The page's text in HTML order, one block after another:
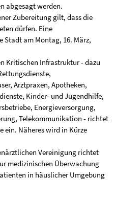
abgesagt werden.
Zubereitung gilt, dass die
dürfen. Eine
am Montag, 16. März,
Kritischen Infrastruktur - dazu
Arztpraxen, Apotheken,
Kinder- und Jugendhilfe,
Energieversorgung,
Telekommunikation - richtet
ein. Näheres wird in Kürze
Vereinigung richtet
medizinischen Überwachung
in häuslicher Umgebung